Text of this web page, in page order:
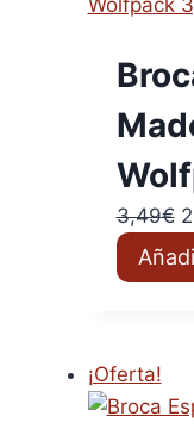
3,49€ El
¡Oferta!